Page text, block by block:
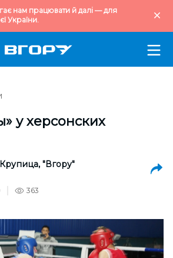
нам працювати й далі — для
України.
у херсонских
"Вгору"
363